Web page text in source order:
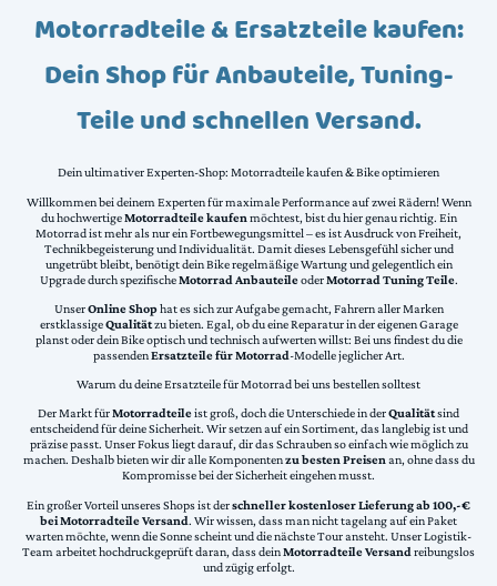
Motorradteile & Ersatzteile kaufen:
Dein Shop für Anbauteile, Tuning-
Teile und schnellen Versand.
Dein ultimativer Experten-Shop: Motorradteile kaufen & Bike optimieren
Willkommen bei deinem Experten für maximale Performance auf zwei Rädern! Wenn
du hochwertigeMotorradteile kaufen möchtest, bist du hier genau richtig. Ein
Motorrad ist mehr als nur ein Fortbewegungsmittel – es ist Ausdruck von Freiheit,
Technikbegeisterung und Individualität. Damit dieses Lebensgefühl sicher und
ungetrübt bleibt, benötigt dein Bike regelmäßige Wartung und gelegentlich ein
Upgrade durch spezifischeMotorrad AnbauteileoderMotorrad Tuning Teile.
UnserOnline Shophat es sich zur Aufgabe gemacht, Fahrern aller Marken
erstklassigeQualitätzu bieten. Egal, ob du eine Reparatur in der eigenen Garage
planst oder dein Bike optisch und technisch aufwerten willst: Bei uns findest du die
passendenErsatzteile für Motorrad-Modelle jeglicher Art.
Warum du deine Ersatzteile für Motorrad bei uns bestellen solltest
Der Markt fürMotorradteileist groß, doch die Unterschiede in derQualitätsind
entscheidend für deine Sicherheit. Wir setzen auf ein Sortiment, das langlebig ist und
präzise passt. Unser Fokus liegt darauf, dir das Schrauben so einfach wie möglich zu
machen. Deshalb bieten wir dir alle Komponentenzu besten Preisenan, ohne dass du
Kompromisse bei der Sicherheit eingehen musst.
Ein großer Vorteil unseres Shops ist derschneller kostenloser Lieferung ab 100,-€
bei Motorradteile Versand. Wir wissen, dass man nicht tagelang auf ein Paket
warten möchte, wenn die Sonne scheint und die nächste Tour ansteht. Unser Logistik-
Team arbeitet hochdruckgeprüft daran, dass deinMotorradteile Versand reibungslos
und zügig erfolgt.